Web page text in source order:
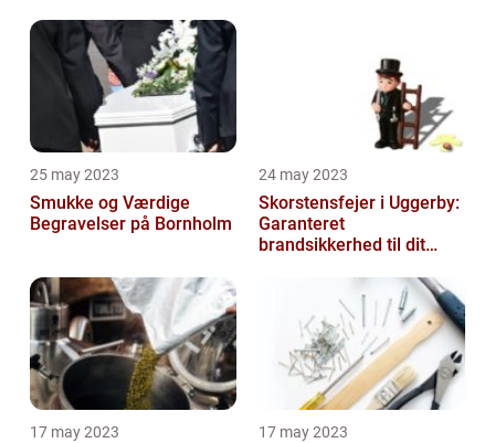
25 may 2023
Smukke og Værdige
Begravelser på Bornholm
24 may 2023
Skorstensfejer i Uggerby:
Garanteret
brandsikkerhed til dit
17 may 2023 17 may 2023